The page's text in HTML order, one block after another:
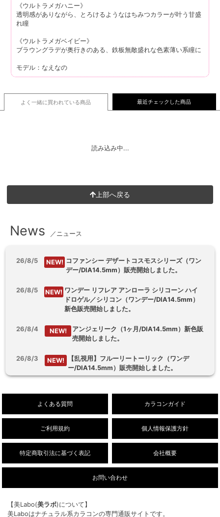
《ウルトラメガハニー》
透明感がありながら、とろけるようなはちみつカラーが叶う甘盛
れ瞳
《ウルトラメガベイビー》
ブラウングラデが奥行きのある、鉄板無敵盛れな色素薄い系瞳に
モデル：なえなの
よく一緒に買われている商品 最近チェックした商品
読み込み中...
上部へ戻る
News ／ニュース
26/8/5 NEW! コファンシー デザートコスモスシリーズ（ワン
デー/DIA14.5mm）販売開始しました。
26/8/5 NEW! ワンデー リフレア アンローラ シリコーン ハイ
ドロゲル／シリコン（ワンデー/DIA14.5mm）
新色販売開始しました。
26/8/4 NEW!
アンジェリーク（1ヶ月/DIA14.5mm）新色販
売開始しました。
26/8/3 NEW!
【乱視用】フルーリートーリック（ワンデ
ー/DIA14.5mm）販売開始しました。
た。
よくある質問 カラコンガイド
ご利用規約 個人情報保護方針
特定商取引法に基づく表記 会社概要
お問い合わせ
【美Labo(美ラボ)について】
美Laboはナチュラル系カラコンの専門通販サイトです。